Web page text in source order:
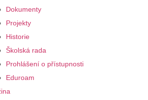
Dokumenty
Projekty
Historie
Školská rada
Prohlášení o přístupnosti
Eduroam